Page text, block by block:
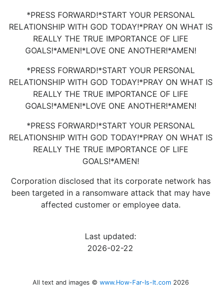
*PRESS FORWARD!*START YOUR PERSONAL
RELATIONSHIP WITH GOD TODAY!*PRAY ON WHAT IS
REALLY THE TRUE IMPORTANCE OF LIFE
GOALS!*AMEN!*LOVE ONE ANOTHER!*AMEN!
*PRESS FORWARD!*START YOUR PERSONAL
RELATIONSHIP WITH GOD TODAY!*PRAY ON WHAT IS
REALLY THE TRUE IMPORTANCE OF LIFE
GOALS!*AMEN!*LOVE ONE ANOTHER!*AMEN!
*PRESS FORWARD!*START YOUR PERSONAL
RELATIONSHIP WITH GOD TODAY!*PRAY ON WHAT IS
REALLY THE TRUE IMPORTANCE OF LIFE
GOALS!*AMEN!
Corporation disclosed that its corporate network has
been targeted in a ransomware attack that may have
affected customer or employee data.
Last updated:
2026-02-22
All text and images © www.How-Far-Is-It.com 2026